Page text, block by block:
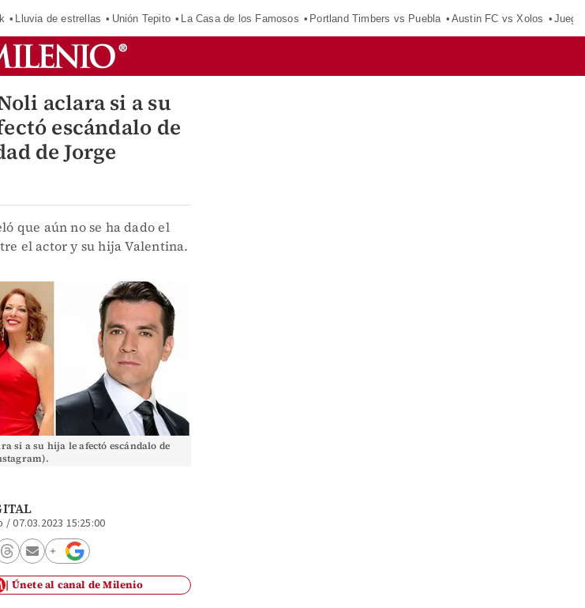
Lluvia de estrellas Unión Tepito La Casa de los Famosos Portland Timbers vs Puebla Austin FC vs Xolos
aclara si a su
escándalo de
de Jorge
que aún no se ha dado el
el actor y su hija Valentina.
si a su hija le afectó escándalo de
/07.03.2023 15:25:00
Únete al canal de Milenio